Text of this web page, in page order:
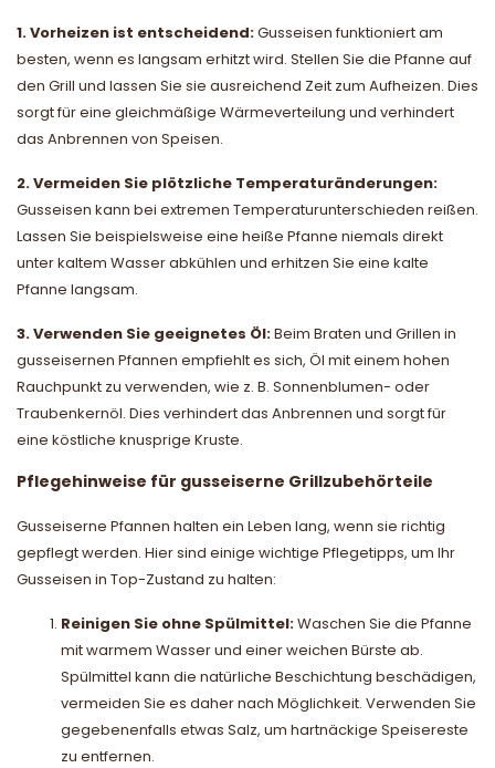
1. Vorheizen ist entscheidend:Gusseisen funktioniert am
besten, wenn es langsam erhitzt wird. Stellen Sie die Pfanne auf
den Grill und lassen Sie sie ausreichend Zeit zum Aufheizen. Dies
sorgt für eine gleichmäßige Wärmeverteilung und verhindert
das Anbrennen von Speisen.
2. Vermeiden Sie plötzliche Temperaturänderungen:
Gusseisen kann bei extremen Temperaturunterschieden reißen.
Lassen Sie beispielsweise eine heiße Pfanne niemals direkt
unter kaltem Wasser abkühlen und erhitzen Sie eine kalte
Pfanne langsam.
3. Verwenden Sie geeignetes Öl:Beim Braten und Grillen in
gusseisernen Pfannen empfiehlt es sich, Öl mit einem hohen
Rauchpunkt zu verwenden, wie z. B. Sonnenblumen- oder
Traubenkernöl. Dies verhindert das Anbrennen und sorgt für
eine köstliche knusprige Kruste.
Pflegehinweise für gusseiserne Grillzubehörteile
Gusseiserne Pfannen halten ein Leben lang, wenn sie richtig
gepflegt werden. Hier sind einige wichtige Pflegetipps, um Ihr
Gusseisen in Top-Zustand zu halten:
Reinigen Sie ohne Spülmittel:Waschen Sie die Pfanne
mit warmem Wasser und einer weichen Bürste ab.
Spülmittel kann die natürliche Beschichtung beschädigen,
vermeiden Sie es daher nach Möglichkeit. Verwenden Sie
gegebenenfalls etwas Salz, um hartnäckige Speisereste
zu entfernen.